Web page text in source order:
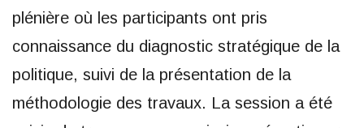
plénière où les participants ont pris
connaissance du diagnostic stratégique de la
politique, suivi de la présentation de la
méthodologie des travaux. La session a été